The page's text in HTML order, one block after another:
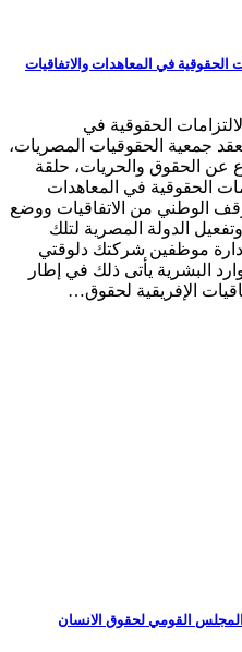
في المعاهدات والاتفاقيات
الحقوقية في
تعقد جمعية الحقوقيات المصريات،
عن الحقوق والحريات، حلقة
الحقوقية في المعاهدات
الوطني من الاتفاقيات ووضع
الدولة المصرية لتلك
إدارة موظفين شركتك دلوقتي
البشرية يأتى ذلك في إطار
الإفريقية لحقوق…
القومي لحقوق الانسان